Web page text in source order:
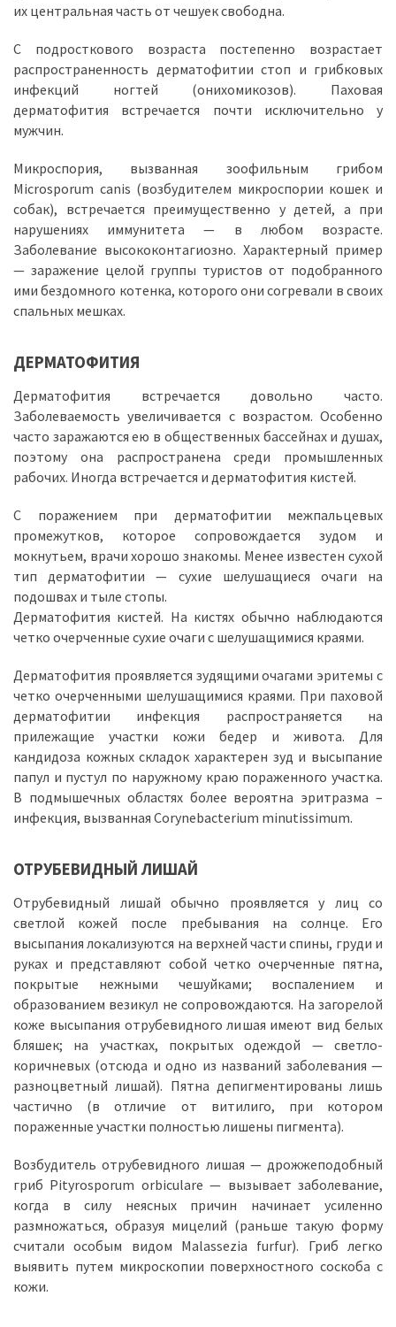
их центральная часть от чешуек свободна.
С подросткового возраста постепенно возрастает
распространенность дерматофитии стоп и грибковых
инфекций ногтей (онихомикозов). Паховая
дерматофития встречается почти исключительно у
мужчин.
Микроспория, вызванная зоофильным грибом
Microsporum canis (возбудителем микроспории кошек и
собак), встречается преимущественно у детей, а при
нарушениях иммунитета — в любом возрасте.
Заболевание высококонтагиозно. Характерный пример
— заражение целой группы туристов от подобранного
ими бездомного котенка, которого они согревали в своих
спальных мешках.
ДЕРМАТОФИТИЯ
Дерматофития встречается довольно часто.
Заболеваемость увеличивается с возрастом. Особенно
часто заражаются ею в общественных бассейнах и душах,
поэтому она распространена среди промышленных
рабочих. Иногда встречается и дерматофития кистей.
С поражением при дерматофитии межпальцевых
промежутков, которое сопровождается зудом и
мокнутьем, врачи хорошо знакомы. Менее известен сухой
тип дерматофитии — сухие шелушащиеся очаги на
подошвах и тыле стопы.
Дерматофития кистей. На кистях обычно наблюдаются
четко очерченные сухие очаги с шелушащимися краями.
Дерматофития проявляется зудящими очагами эритемы с
четко очерченными шелушащимися краями. При паховой
дерматофитии инфекция распространяется на
прилежащие участки кожи бедер и живота. Для
кандидоза кожных складок характерен зуд и высыпание
папул и пустул по наружному краю пораженного участка.
В подмышечных областях более вероятна эритразма –
инфекция, вызванная Corynebacterium minutissimum.
ОТРУБЕВИДНЫЙ ЛИШАЙ
Отрубевидный лишай обычно проявляется у лиц со
светлой кожей после пребывания на солнце. Его
высыпания локализуются на верхней части спины, груди и
руках и представляют собой четко очерченные пятна,
покрытые нежными чешуйками; воспалением и
образованием везикул не сопровождаются. На загорелой
коже высыпания отрубевидного лишая имеют вид белых
бляшек; на участках, покрытых одеждой — светло-
коричневых (отсюда и одно из названий заболевания —
разноцветный лишай). Пятна депигментированы лишь
частично (в отличие от витилиго, при котором
пораженные участки полностью лишены пигмента).
Возбудитель отрубевидного лишая — дрожжеподобный
гриб Pityrosporum orbiculare — вызывает заболевание,
когда в силу неясных причин начинает усиленно
размножаться, образуя мицелий (раньше такую форму
считали особым видом Malassezia furfur). Гриб легко
выявить путем микроскопии поверхностного соскоба с
кожи.